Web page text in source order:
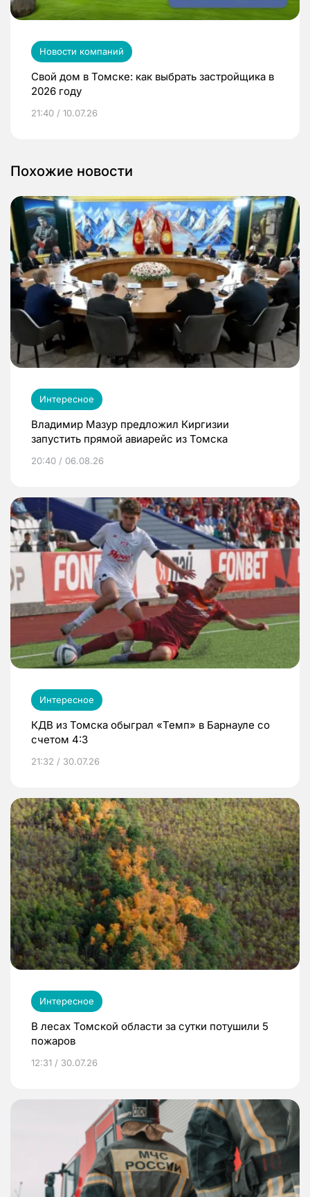
Новости компаний
Свой дом в Томске: как выбрать застройщика в
2026 году
21:40 / 10.07.26
Похожие новости
Интересное
Владимир Мазур предложил Киргизии
запустить прямой авиарейс из Томска
20:40 / 06.08.26
Интересное
КДВ из Томска обыграл «Темп» в Барнауле со
счетом 4:3
21:32 / 30.07.26
Интересное
В лесах Томской области за сутки потушили 5
пожаров
12:31 / 30.07.26